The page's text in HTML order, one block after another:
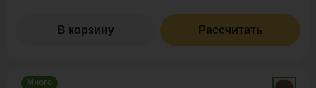
В корзину Рассчитать
Много